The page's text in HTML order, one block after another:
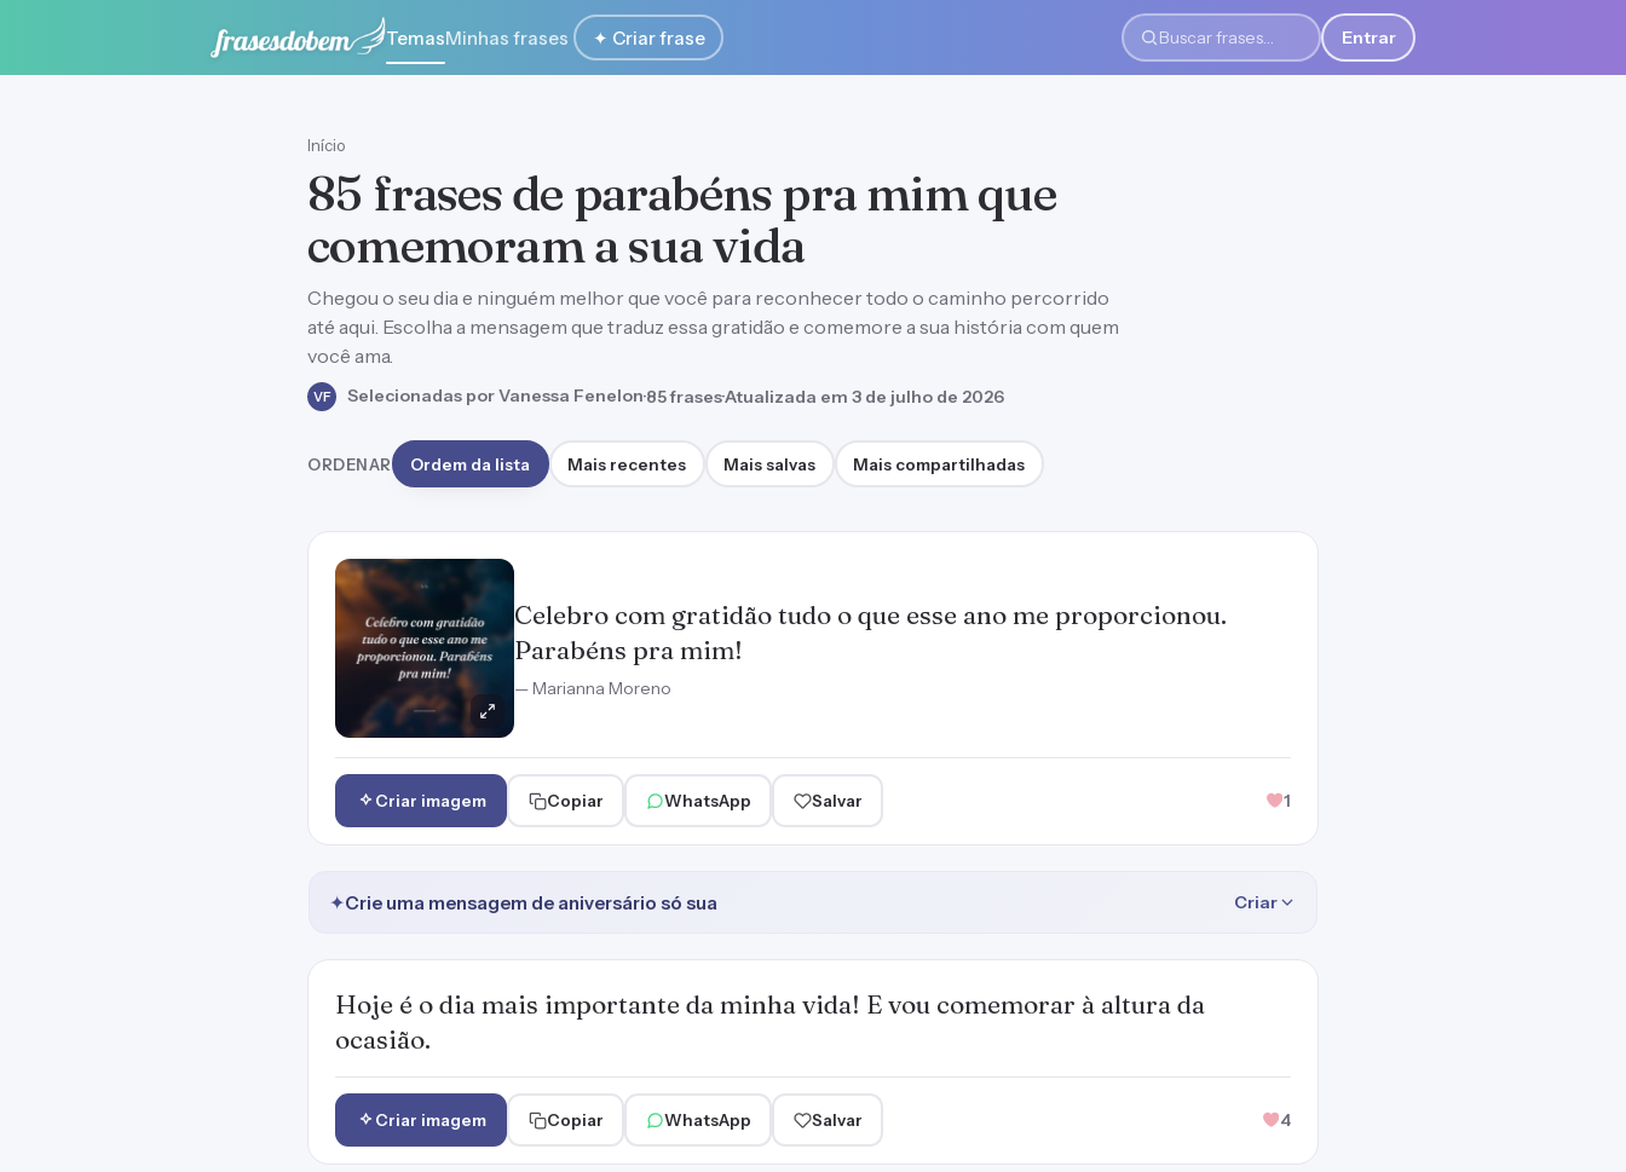
TemasMinhas frases ✦ Criar frase
Buscar frases
Entrar
Início
85 frases de parabéns pra mim que
comemoram a sua vida
Chegou o seu dia e ninguém melhor que você para reconhecer todo o caminho percorrido
até aqui. Escolha a mensagem que traduz essa gratidão e comemore a sua história com quem
você ama.
VF Selecionadas por Vanessa Fenelon·85 frases·Atualizada em 3 de julho de 2026
ORDENAR Ordem da lista Mais recentes Mais salvas Mais compartilhadas
Celebro com gratidão tudo o que esse ano me proporcionou.
Parabéns pra mim!
— Marianna Moreno
Criar imagem Copiar WhatsApp Salvar 1
✦Crie uma mensagem de aniversário só sua Criar
Hoje é o dia mais importante da minha vida! E vou comemorar à altura da
ocasião.
Criar imagem Copiar WhatsApp Salvar 4